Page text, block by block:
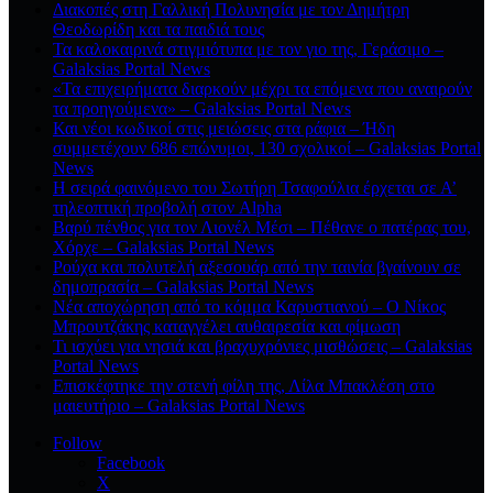
Διακοπές στη Γαλλική Πολυνησία με τον Δημήτρη
Θεοδωρίδη και τα παιδιά τους
Τα καλοκαιρινά στιγμιότυπα με τον γιο της, Γεράσιμο –
Galaksias Portal News
«Τα επιχειρήματα διαρκούν μέχρι τα επόμενα που αναιρούν
τα προηγούμενα» – Galaksias Portal News
Και νέοι κωδικοί στις μειώσεις στα ράφια – Ήδη
συμμετέχουν 686 επώνυμοι, 130 σχολικοί – Galaksias Portal
News
Η σειρά φαινόμενο του Σωτήρη Τσαφούλια έρχεται σε Α’
τηλεοπτική προβολή στον Alpha
Βαρύ πένθος για τον Λιονέλ Μέσι – Πέθανε ο πατέρας του,
Χόρχε – Galaksias Portal News
Ρούχα και πολυτελή αξεσουάρ από την ταινία βγαίνουν σε
δημοπρασία – Galaksias Portal News
Νέα αποχώρηση από το κόμμα Καρυστιανού – Ο Νίκος
Μπρουτζάκης καταγγέλει αυθαιρεσία και φίμωση
Τι ισχύει για νησιά και βραχυχρόνιες μισθώσεις – Galaksias
Portal News
Επισκέφτηκε την στενή φίλη της, Λίλα Μπακλέση στο
μαιευτήριο – Galaksias Portal News
Follow
Facebook
X